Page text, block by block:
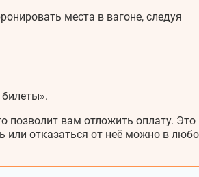
места в вагоне, следуя
позволит вам отложить оплату. Это
или отказаться от неё можно в